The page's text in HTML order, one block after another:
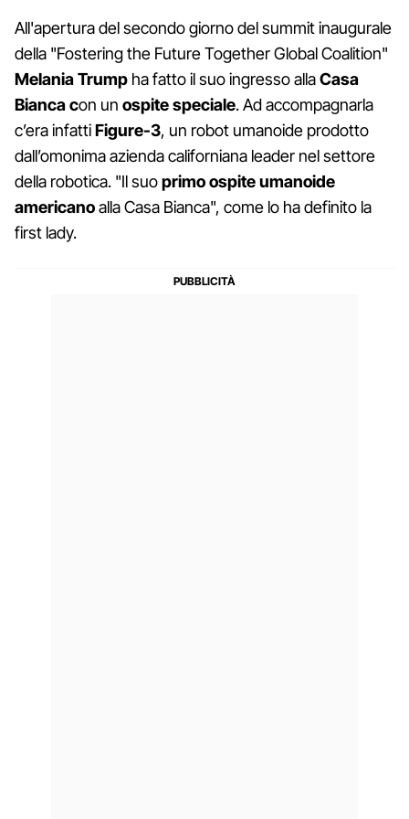
All'apertura del secondo giorno del summit inaugurale
della "Fostering the Future Together Global Coalition"
Melania Trump ha fatto il suo ingresso allaCasa
Bianca con un ospite speciale. Ad accompagnarla
c’era infattiFigure-3, un robot umanoide prodotto
dall’omonima azienda californiana leader nel settore
della robotica. "Il suoprimo ospite umanoide
americanoalla Casa Bianca", come lo ha definito la
first lady.